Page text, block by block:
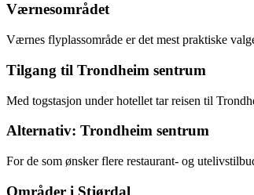
Værnesområdet
Værnes flyplassområde er det mest praktiske
Tilgang til Trondheim sentrum
Med togstasjon under hotellet tar reisen til
Alternativ: Trondheim sentrum
For de som ønsker flere restaurant- og
Områder i Stjørdal